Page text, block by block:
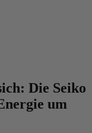
Die Seiko
um